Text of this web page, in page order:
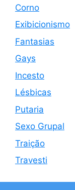
Corno
Exibicionismo
Fantasias
Gays
Incesto
Lésbicas
Putaria
Sexo Grupal
Traição
Travesti